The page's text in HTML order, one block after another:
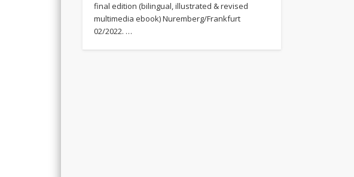
final edition (bilingual, illustrated & revised
multimedia ebook) Nuremberg/Frankfurt
02/2022. …